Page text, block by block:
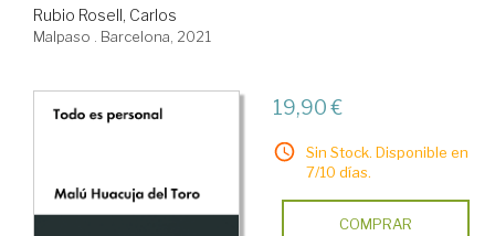
Rubio Rosell, Carlos
Malpaso . Barcelona, 2021
19,90 €
Sin Stock. Disponible en
7/10 días.
COMPRAR